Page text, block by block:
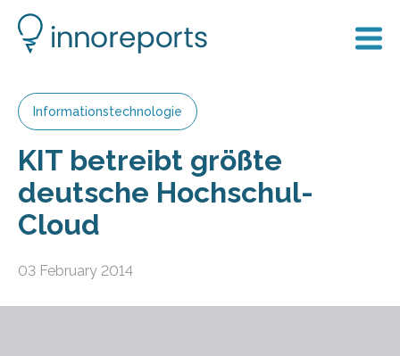
Informationstechnologie
KIT betreibt größte
deutsche Hochschul-
Cloud
03 February 2014